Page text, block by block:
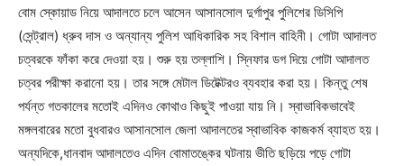
বোম স্কোয়াড নিয়ে আদালতে চলে আসেন আসানসোল দুর্গাপুর পুলিশের ডিসিপি
(সেন্ট্রাল) ধ্রুব দাস ও অন্যান্য পুলিশ আধিকারিক সহ বিশাল বাহিনী। গোটা আদালত
চত্বরকে ফাঁকা করে দেওয়া হয়। শুরু হয় তল্লাশি। স্নিফার ডগ দিয়ে গোটা আদালত
চত্বর পরীক্ষা করানো হয়। তার সঙ্গে মেটাল ডিটেক্টরও ব্যবহার করা হয়। কিন্তু শেষ
পর্যন্ত গতকালের মতোই এদিনও কোথাও কিছুই পাওয়া যায় নি। স্বাভাবিকভাবেই
মঙ্গলবারের মতো বুধবারও আসানসোল জেলা আদালতের স্বাভাবিক কাজকর্ম ব্যাহত হয়।
অন্যদিকে,ধানবাদ আদালতেও এদিন বোমাতঙ্কের ঘটনায় ভীতি ছড়িয়ে পড়ে গোটা